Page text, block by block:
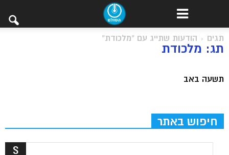
תגים הודעות שתייג עם "מלכודת"
תג: מלכודת
תשעה באב
חיפוש באתר